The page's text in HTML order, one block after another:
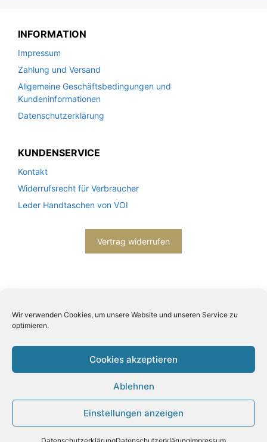
Wir verwenden Cookies, um unsere Website und unseren Service zu
optimieren.
Cookies akzeptieren
Ablehnen
Einstellungen anzeigen
INFORMATION
Impressum
Zahlung und Versand
Allgemeine Geschäftsbedingungen und
Kundeninformationen
Datenschutzerklärung
KUNDENSERVICE
Kontakt
Widerrufsrecht für Verbraucher
Leder Handtaschen von VOI
Vertrag widerrufen
2026© Engels mode schmuck -Datenschutzerklärung
Impressum- Bitte beachten Sie unsere
Produkt zum Warenkorb hinzugefügt.
0 Artikel -0,00€